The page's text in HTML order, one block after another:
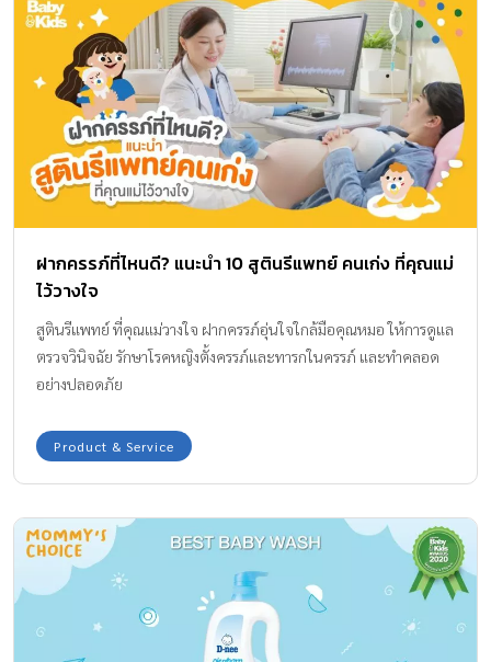
ฝากครรภ์ที่ไหนดี? แนะนำ 10 สูตินรีแพทย์ คนเก่ง ที่คุณแม่
ไว้วางใจ
สูตินรีแพทย์ ที่คุณแม่วางใจ ฝากครรภ์อุ่นใจใกล้มือคุณหมอ ให้การดูแล
ตรวจวินิจฉัย รักษาโรคหญิงตั้งครรภ์และทารกในครรภ์ และทำคลอด
อย่างปลอดภัย
Product & Service